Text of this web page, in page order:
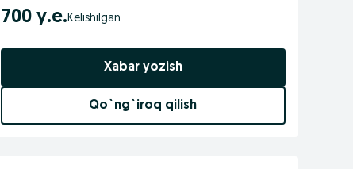
700 у.е.
Xabar yozish
Qo`ng`iroq qilish